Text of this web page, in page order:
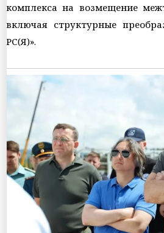
комплекса на возмещение
включая структурные
РС(Я)».